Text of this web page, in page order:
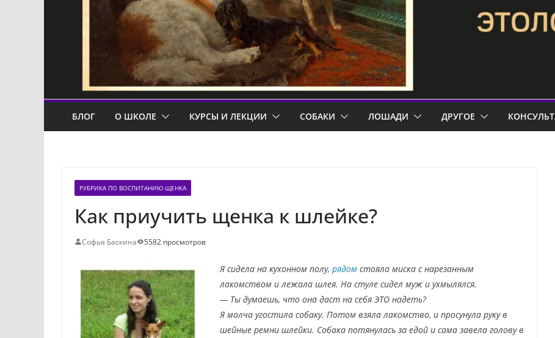
БЛОГ О ШКОЛЕ КУРСЫ И ЛЕКЦИИ СОБАКИ ЛОШАДИ ДРУГОЕ
РУБРИКА ПО ВОСПИТАНИЮ ЩЕНКА
Как приучить щенка к шлейке?
Софья Баскина 5582 просмотров
Я сидела на кухонном полу, рядом стояла миска с нарезанным
лакомством и лежала шлея. На стуле сидел муж и ухмылялся.
— Ты думаешь, что она даст на себя ЭТО надеть?
Я молча угостила собаку. Потом взяла лакомство, и просунула руку в
шейные ремни шлейки. Собака потянулась за едой и сама завела голову в